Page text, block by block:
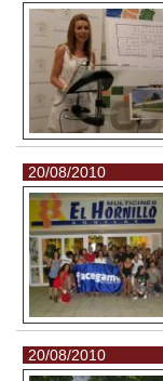
20/08/2010
20/08/2010